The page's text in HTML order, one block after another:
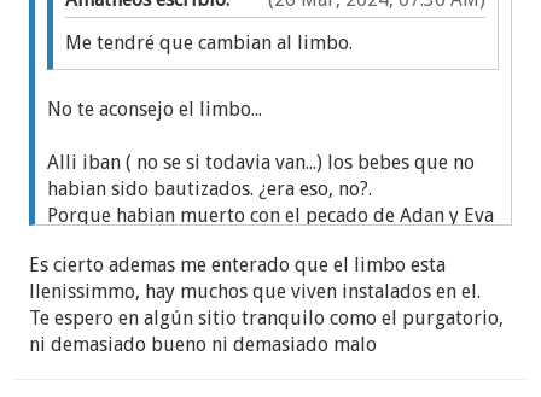
Me tendré que cambian al limbo.
No te aconsejo el limbo...
Alli iban ( no se si todavia van...) los bebes que no
habian sido bautizados. ¿era eso, no?.
Porque habian muerto con el pecado de Adan y Eva
como zombies.
Pobretes.
Hago un pacto contigo...¡¡ esperame en el
purgatorio..¡¡
Es cierto ademas me enterado que el limbo esta
llenissimmo, hay muchos que viven instalados en el.
Te espero en algún sitio tranquilo como el purgatorio,
ni demasiado bueno ni demasiado malo